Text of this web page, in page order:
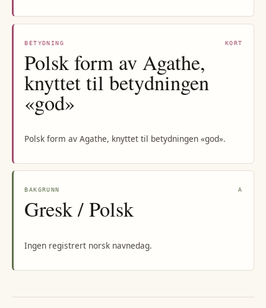
BETYDNING KORT
Polsk form av Agathe,
knyttet til betydningen
«god»
Polsk form av Agathe, knyttet til betydningen «god».
BAKGRUNN A
Gresk / Polsk
Ingen registrert norsk navnedag.